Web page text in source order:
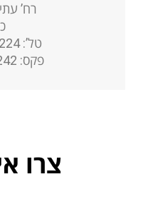
רח’ עתיר
טל’: 972-9-7444224+
פקס: 972-9-7444242+
צרו